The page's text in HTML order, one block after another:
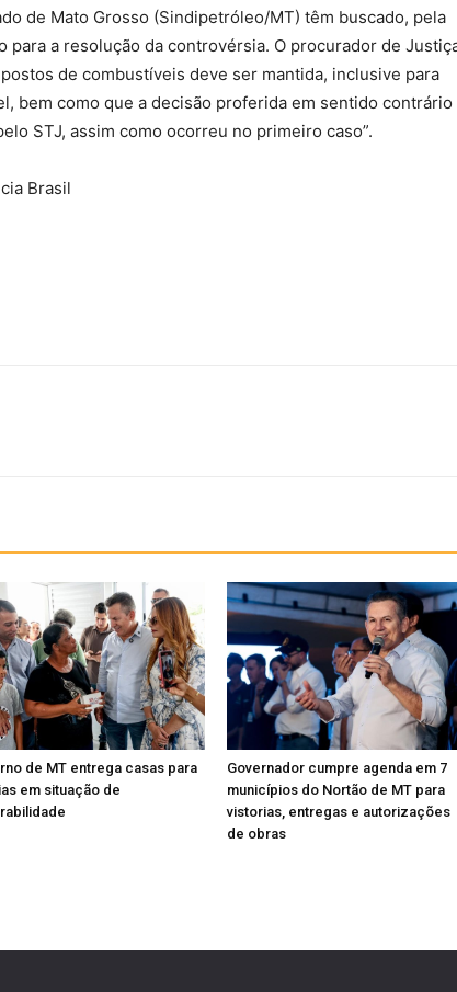
de Mato Grosso (Sindipetróleo/MT) têm buscado, pela
para a resolução da controvérsia. O procurador de
de combustíveis deve ser mantida, inclusive para
bem como que a decisão proferida em sentido contrário
STJ, assim como ocorreu no primeiro caso”.
Brasil
de MT entrega casas para
em situação de
Governador cumpre agenda em 7
municípios do Nortão de MT para
vistorias, entregas e autorizações
de obras